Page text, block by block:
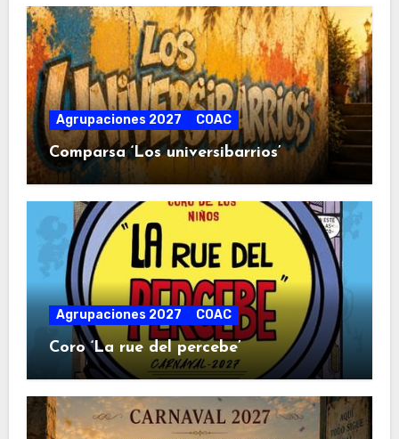
Agrupaciones 2027 COAC
Comparsa ‘Los universibarrios’
Agrupaciones 2027 COAC
Coro ‘La rue del percebe’